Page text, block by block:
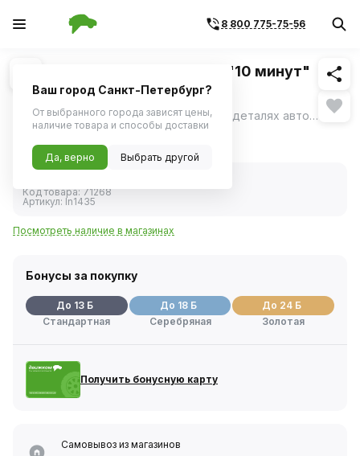
8 800 775-75-56
1/2 Похожие
Преобразователь ржавчины "10 минут"
(LAVR) 310мл
Состав удаляет ржавчину на кузове и деталях автомобиля, в том числе на поверхностях большой площади. ещё
Код товара:71268
Артикул: ln1435
Посмотреть наличие в магазинах
Бонусы за покупку
До 13 Б
Стандартная
До 18 Б
Серебряная
До 24 Б
Золотая
Получить бонусную карту
Самовывоз из магазинов
Ваш город Санкт-Петербург?
От выбранного города зависят цены,
наличие товара и способы доставки
Да, верно Выбрать другой